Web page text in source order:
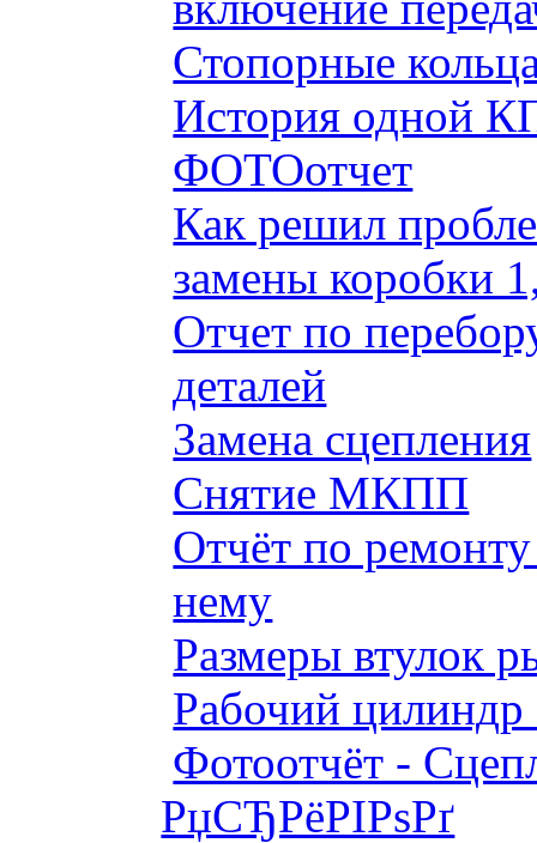
Стопорные
История одной
ФОТОотчет
Как решил
замены коробки
Отчет по
деталей
Замена сцепления
Снятие МКПП
Отчёт по
нему
Размеры втулок
Рабочий цилиндр
Фотоотчёт -
РџСЂРёРІРѕРґ